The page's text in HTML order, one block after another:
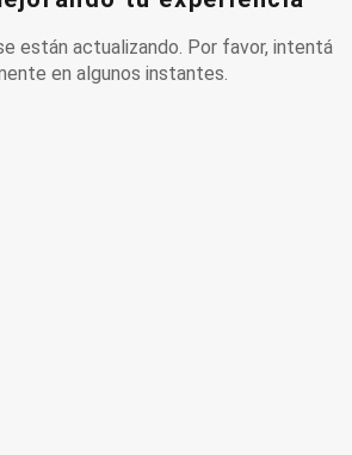
están actualizando. Por favor, intentá
en algunos instantes.